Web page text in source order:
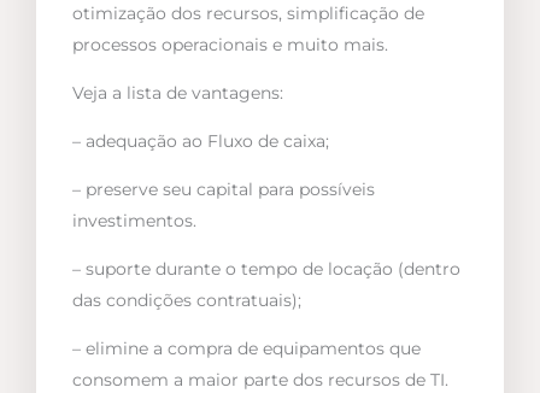
otimização dos recursos, simplificação de
processos operacionais e muito mais.
Veja a lista de vantagens:
– adequação ao Fluxo de caixa;
– preserve seu capital para possíveis
investimentos.
– suporte durante o tempo de locação (dentro
das condições contratuais);
– elimine a compra de equipamentos que
consomem a maior parte dos recursos de TI.